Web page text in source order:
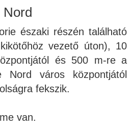
Nord
északi részén található
vezető úton), 10
és 500 m-re a
Nord város központjától
fekszik.
van.